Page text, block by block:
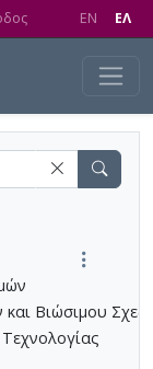
EN EΛ
Βιώσιμου